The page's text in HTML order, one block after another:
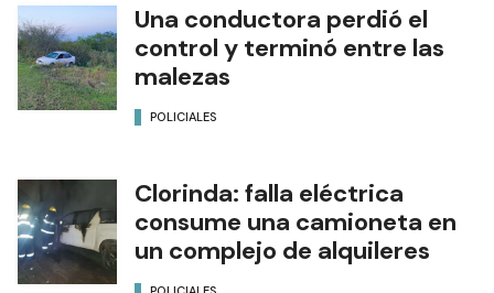
Una conductora perdió el
control y terminó entre las
malezas
POLICIALES
Clorinda: falla eléctrica
consume una camioneta en
un complejo de alquileres